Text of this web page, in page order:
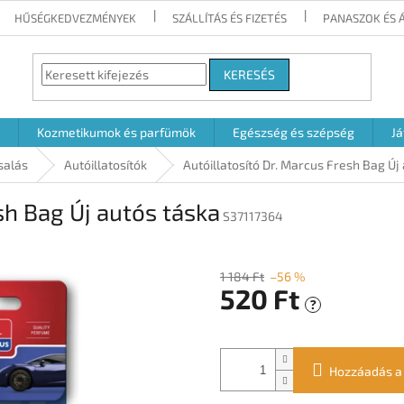
HŰSÉGKEDVEZMÉNYEK SZÁLLÍTÁS ÉS FIZETÉS PANASZOK ÉS
KERESÉS
Kozmetikumok és parfümök Egészség és szépség
Autóillatosítók Autóillatosító Dr. Marcus Fresh Bag Új
Bag Új autós táska S37117364
1 184 Ft –56 %
520 Ft ?
Hozzáadás